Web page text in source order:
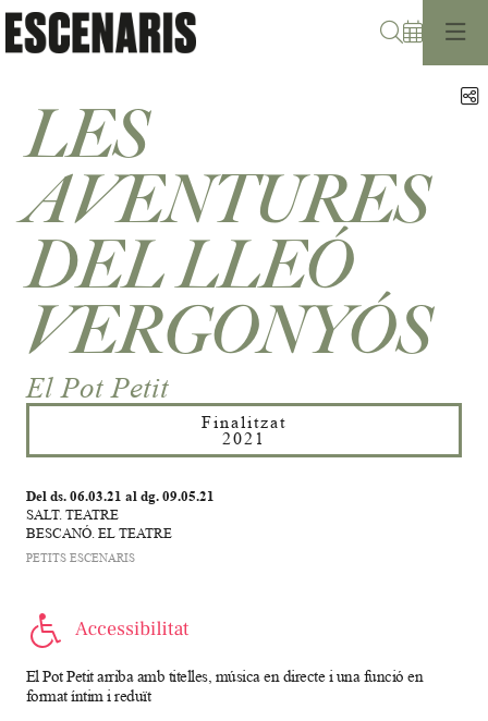
LES
AVENTURES
DEL LLEÓ
VERGONYÓS
El Pot Petit
Finalitzat
2021
Del ds. 06.03.21 al dg. 09.05.21
SALT. TEATRE
BESCANÓ. EL TEATRE
PETITS ESCENARIS
El Pot Petit arriba amb titelles, música en directe i una funció en
format íntim i reduït